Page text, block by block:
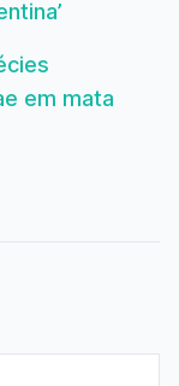
em mata